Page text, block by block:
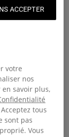
valent la
promotion et
Que
pour
l’école, c’est
de qualité à prix
nos
vie et sont
zippés
votre
nos
savoir plus,
Acceptez tous
sont pas
Vous
ACCEPTER